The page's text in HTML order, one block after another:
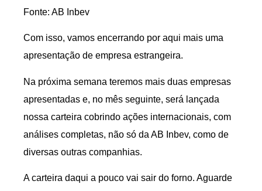
Fonte: AB Inbev
Com isso, vamos encerrando por aqui mais uma
apresentação de empresa estrangeira.
Na próxima semana teremos mais duas empresas
apresentadas e, no mês seguinte, será lançada
nossa carteira cobrindo ações internacionais, com
análises completas, não só da AB Inbev, como de
diversas outras companhias.
A carteira daqui a pouco vai sair do forno. Aguarde